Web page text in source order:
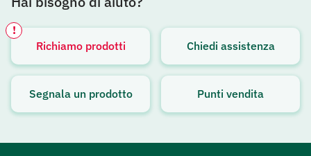
Richiamo prodotti
!
Avviso attivo
Chiedi assistenza
Segnala un prodotto Punti vendita